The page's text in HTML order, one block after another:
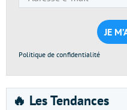
Politique de confidentialité
🔥 Les Tendances